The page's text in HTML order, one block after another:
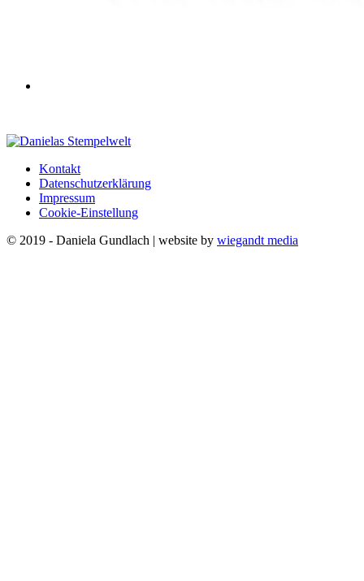
Kontakt
Datenschutzerklärung
Impressum
Cookie-Einstellung
© 2019 - Daniela Gundlach | website by wiegandt media